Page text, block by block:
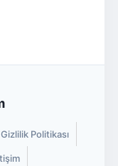
Gizlilik Politikası